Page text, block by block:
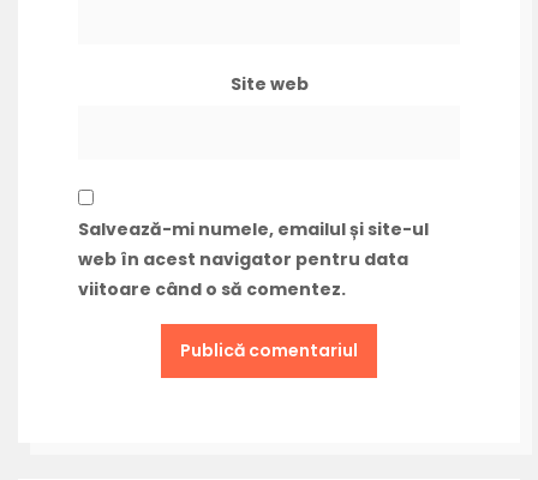
Site web
Salvează-mi numele, emailul și site-ul
web în acest navigator pentru data
viitoare când o să comentez.